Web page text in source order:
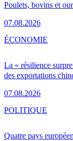
Poulets, bovins et
07.08.2026
La « résilience
des exportations
07.08.2026
ÉCONOMIE
Quatre pays
POLITIQUE